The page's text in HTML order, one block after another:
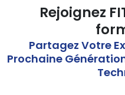
Rejoignez
Partagez Votre
Prochaine